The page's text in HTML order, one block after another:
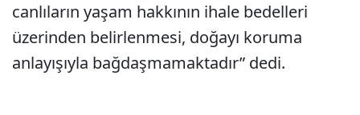
canlıların yaşam hakkının ihale bedelleri
üzerinden belirlenmesi, doğayı koruma
anlayışıyla bağdaşmamaktadır” dedi.